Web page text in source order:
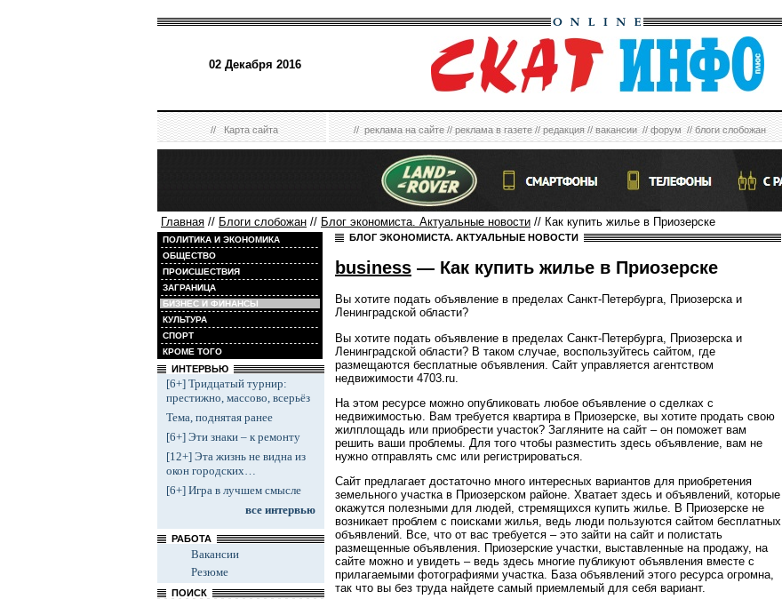
02 Декабря 2016
//Карта сайта //реклама на сайте//реклама в газете//редакция//вакансии//форум//блоги слобожан
Главная // Блоги слобожан // Блог экономиста. Актуальные новости // Как купить жилье в Приозерске
ПОЛИТИКА И ЭКОНОМИКА
ОБЩЕСТВО
ПРОИСШЕСТВИЯ
ЗАГРАНИЦА
БИЗНЕС И ФИНАНСЫ
КУЛЬТУРА
СПОРТ
КРОМЕ ТОГО
ИНТЕРВЬЮ
[6+] Тридцатый турнир:
престижно, массово, всерьёз
Тема, поднятая ранее
[6+] Эти знаки – к ремонту
[12+] Эта жизнь не видна из
окон городских…
[6+] Игра в лучшем смысле
все интервью
РАБОТА
Вакансии
Резюме
ПОИСК
БЛОГ ЭКОНОМИСТА. АКТУАЛЬНЫЕ НОВОСТИ
business — Как купить жилье в Приозерске
Вы хотите подать объявление в пределах Санкт-Петербурга, Приозерска и
Ленинградской области?
Вы хотите подать объявление в пределах Санкт-Петербурга, Приозерска и
Ленинградской области? В таком случае, воспользуйтесь сайтом, где
размещаются бесплатные объявления. Сайт управляется агентством
недвижимости 4703.ru.
На этом ресурсе можно опубликовать любое объявление о сделках с
недвижимостью. Вам требуется квартира в Приозерске, вы хотите продать свою
жилплощадь или приобрести участок? Загляните на сайт – он поможет вам
решить ваши проблемы. Для того чтобы разместить здесь объявление, вам не
нужно отправлять смс или регистрироваться.
Сайт предлагает достаточно много интересных вариантов для приобретения
земельного участка в Приозерском районе. Хватает здесь и объявлений, которые
окажутся полезными для людей, стремящихся купить жилье. В Приозерске не
возникает проблем с поисками жилья, ведь люди пользуются сайтом бесплатных
объявлений. Все, что от вас требуется – это зайти на сайт и полистать
размещенные объявления. Приозерские участки, выставленные на продажу, на
сайте можно и увидеть – ведь здесь многие публикуют объявления вместе с
прилагаемыми фотографиями участка. База объявлений этого ресурса огромна,
так что вы без труда найдете самый приемлемый для себя вариант.